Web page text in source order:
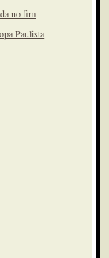
no fim
Paulista